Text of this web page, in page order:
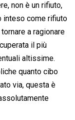
non è un rifiuto,
inteso come rifiuto
a ragionare
il più
altissime.
quanto cibo
via, questa è